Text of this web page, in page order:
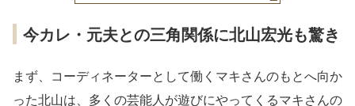
今カレ・元夫との三角関係に北山宏光も驚き
まず、コーディネーターとして働くマキさんのもとへ向か
った北山は、多くの芸能人が遊びにやってくるマキさんの